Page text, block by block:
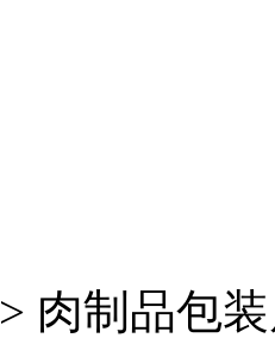
> 肉制品包